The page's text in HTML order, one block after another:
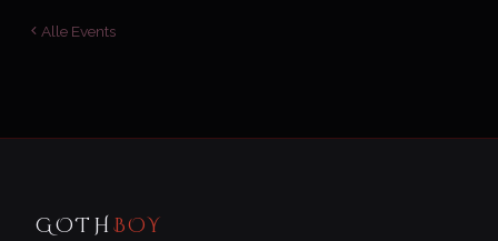
Alle Events
GOTH BOY